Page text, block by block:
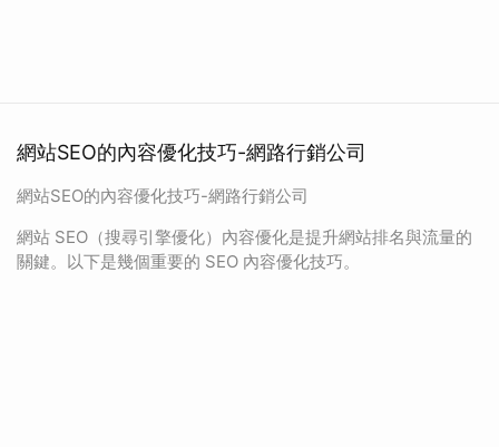
網站SEO的內容優化技巧-網路行銷公司
網站SEO的內容優化技巧-網路行銷公司
網站 SEO（搜尋引擎優化）內容優化是提升網站排名與流量的
關鍵。以下是幾個重要的 SEO 內容優化技巧。